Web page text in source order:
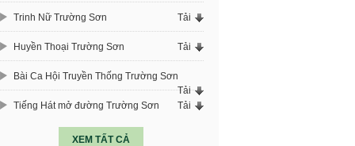
Trinh Nữ Trường Sơn Tải
Huyền Thoại Trường Sơn Tải
Bài Ca Hội Truyền Thống Trường Sơn
Tải
Tiếng Hát mở đường Trường Sơn
Tải
XEM TẤT CẢ